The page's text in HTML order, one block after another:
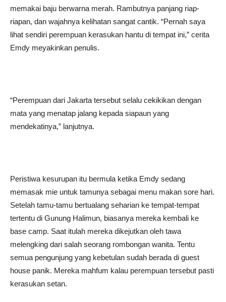
memakai baju berwarna merah. Rambutnya panjang riap-
riapan, dan wajahnya kelihatan sangat cantik. “Pernah saya
lihat sendiri perempuan kerasukan hantu di tempat ini,” cerita
Emdy meyakinkan penulis.
“Perempuan dari Jakarta tersebut selalu cekikikan dengan
mata yang menatap jalang kepada siapaun yang
mendekatinya,” lanjutnya.
Peristiwa kesurupan itu bermula ketika Emdy sedang
memasak mie untuk tamunya sebagai menu makan sore hari.
Setelah tamu-tamu bertualang seharian ke tempat-tempat
tertentu di Gunung Halimun, biasanya mereka kembali ke
base camp. Saat itulah mereka dikejutkan oleh tawa
melengking dari salah seorang rombongan wanita. Tentu
semua pengunjung yang kebetulan sudah berada di guest
house panik. Mereka mahfum kalau perempuan tersebut pasti
kerasukan setan.